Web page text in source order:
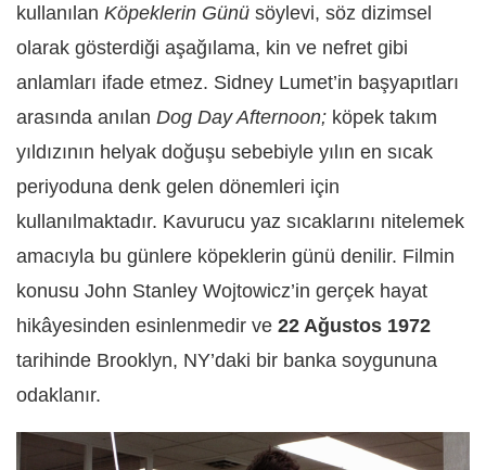
kullanılan Köpeklerin Günü söylevi, söz dizimsel
olarak gösterdiği aşağılama, kin ve nefret gibi
anlamları ifade etmez. Sidney Lumet’in başyapıtları
arasında anılan Dog Day Afternoon; köpek takım
yıldızının helyak doğuşu sebebiyle yılın en sıcak
periyoduna denk gelen dönemleri için
kullanılmaktadır. Kavurucu yaz sıcaklarını nitelemek
amacıyla bu günlere köpeklerin günü denilir. Filmin
konusu John Stanley Wojtowicz’in gerçek hayat
hikâyesinden esinlenmedir ve 22 Ağustos 1972
tarihinde Brooklyn, NY’daki bir banka soygununa
odaklanır.